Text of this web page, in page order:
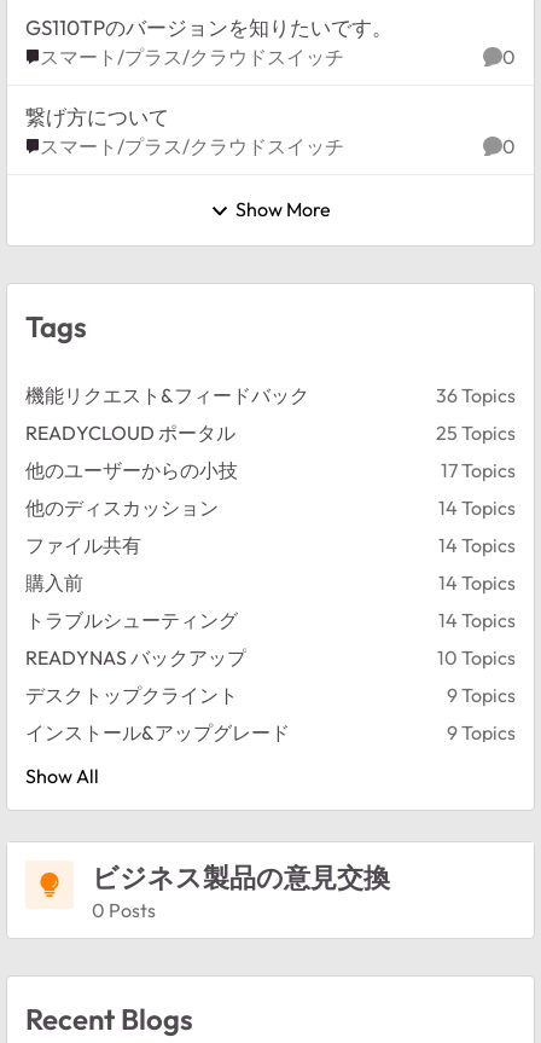
GS110TPのバージョンを知りたいです。
Place スマート/プラス/クラウドスイッチ
スマート/プラス/クラウドスイッチ 0
繋げ方について
Place スマート/プラス/クラウドスイッチ
スマート/プラス/クラウドスイッチ 0
Show More
Tags
機能リクエスト&フィードバック
36 Topics
READYCLOUD ポータル
25 Topics
他のユーザーからの小技
17 Topics
他のディスカッション
14 Topics
ファイル共有
14 Topics
購入前
14 Topics
トラブルシューティング
14 Topics
READYNAS バックアップ
10 Topics
デスクトップクライント
9 Topics
インストール&アップグレード
9 Topics
Show All
ビジネス製品の意見交換
0 Posts
Recent Blogs